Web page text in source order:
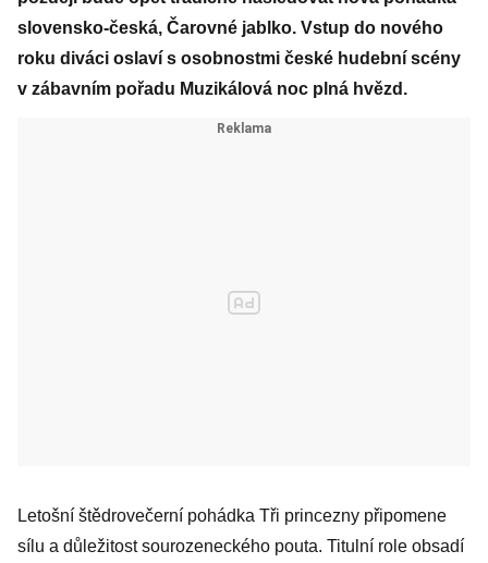
slovensko-česká, Čarovné jablko. Vstup do nového
roku diváci oslaví s osobnostmi české hudební scény
v zábavním pořadu Muzikálová noc plná hvězd.
Letošní štědrovečerní pohádka Tři princezny připomene
sílu a důležitost sourozeneckého pouta. Titulní role obsadí